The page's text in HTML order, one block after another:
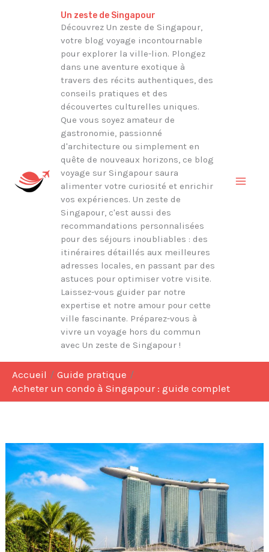
Un zeste de Singapour
Découvrez Un zeste de Singapour,
votre blog voyage incontournable
pour explorer la ville-lion. Plongez
dans une aventure exotique à
travers des récits authentiques, des
conseils pratiques et des
découvertes culturelles uniques.
Que vous soyez amateur de
gastronomie, passionné
d'architecture ou simplement en
quête de nouveaux horizons, ce blog
voyage sur Singapour saura
alimenter votre curiosité et enrichir
vos expériences. Un zeste de
Singapour, c'est aussi des
recommandations personnalisées
pour des séjours inoubliables : des
itinéraires détaillés aux meilleures
adresses locales, en passant par des
astuces pour optimiser votre visite.
Laissez-vous guider par notre
expertise et notre amour pour cette
ville fascinante. Préparez-vous à
vivre un voyage hors du commun
avec Un zeste de Singapour !
Accueil
Guide pratique
Acheter un condo à Singapour : guide complet
Rechercher